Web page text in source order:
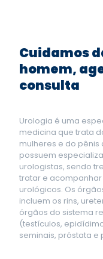
Cuidamos
homem,
consulta
Urologia é uma
medicina que trata
mulheres e do pênis
possuem
urologistas, sendo
tratar e
urológicos. Os
incluem os rins,
órgãos do sistema
(testículos,
seminais, próstata e